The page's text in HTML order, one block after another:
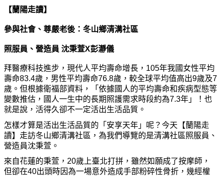
【蘭陽走讀】
參與社會、尊嚴老後：冬山鄉清溝社區
照服員、營造員 沈秉萱X彭瀞儀
拜醫療科技進步，現代人平均壽命增長，105年我國女性平均
壽命83.4歲，男性平均壽命76.8歲，較全球平均值高出9歲及7
歲。但根據衛福部資料，「依據國人的平均壽命和疾病型態等
變數推估，國人一生中的長期照護需求時段約為7.3年」！也
就是說，活得久卻不一定活出生活品質。
怎樣才算是活出生活品質的「安享天年」呢？今天【蘭陽走
讀】走訪冬山鄉清溝社區，為我們導覽的是清溝社區照服員、
營造員沈秉萱。
來自花蓮的秉萱，20歲上臺北打拼，雖然如願成了按摩師，
但卻在40出頭時因為一場意外造成手部粉碎性骨折，幾經權